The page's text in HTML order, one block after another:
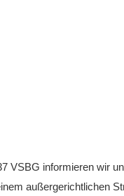
VSBG informieren wir
außergerichtlichen